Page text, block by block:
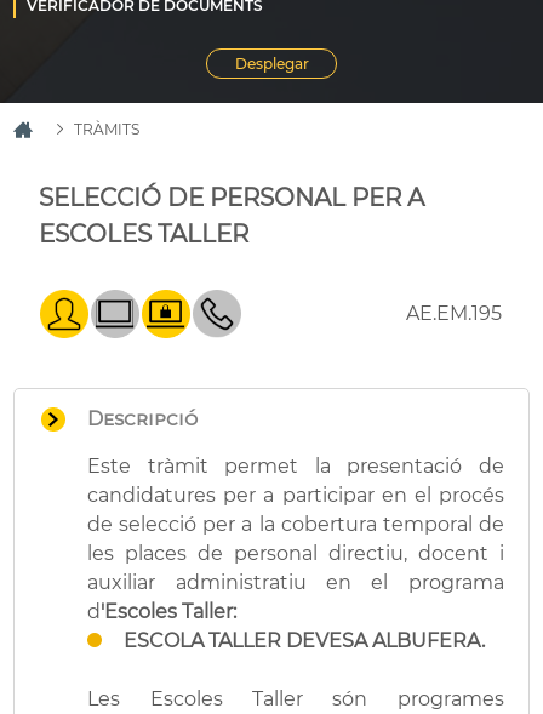
TRÀMITS
SELECCIÓ DE PERSONAL PER A
ESCOLES TALLER
AE.EM.195
Descripció
Este tràmit permet la presentació de
candidatures per a participar en el procés
de selecció per a la cobertura temporal de
les places de personal directiu, docent i
auxiliar administratiu en el programa
d'Escoles Taller:
ESCOLA TALLER DEVESA ALBUFERA.
Les Escoles Taller són programes